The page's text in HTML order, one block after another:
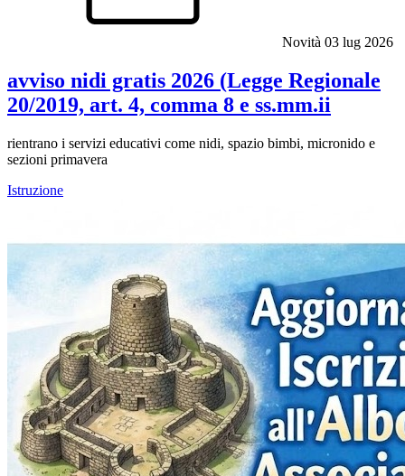
Novità 03 lug 2026
avviso nidi gratis 2026 (Legge Regionale
20/2019, art. 4, comma 8 e ss.mm.ii
rientrano i servizi educativi come nidi, spazio bimbi, micronido e
sezioni primavera
Istruzione